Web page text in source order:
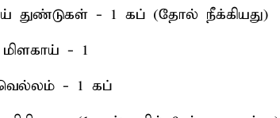
துண்டுகள் - 1 கப் (தோல் நீக்கியது)
- 1
- 1 கப்